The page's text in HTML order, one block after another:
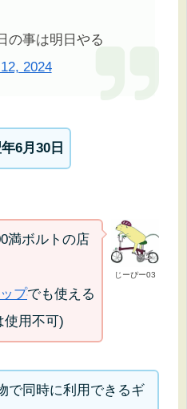
の事は明日やる
2024
6月30日
じーぴー03
満ボルトの店
プでも使える
使用不可)
で同時に利用できるギ